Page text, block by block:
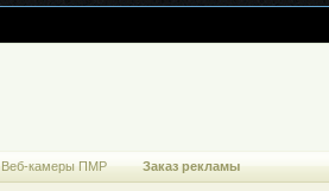
Веб-камеры ПМР Заказ рекламы